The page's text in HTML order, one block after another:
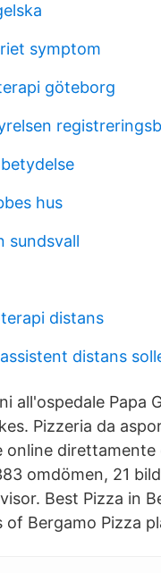
symptom
göteborg
hus
sundsvall
distans
distans
all'ospedale Papa
Pizzeria da
online
omdömen, 21
Best Pizza in
of Bergamo Pizza